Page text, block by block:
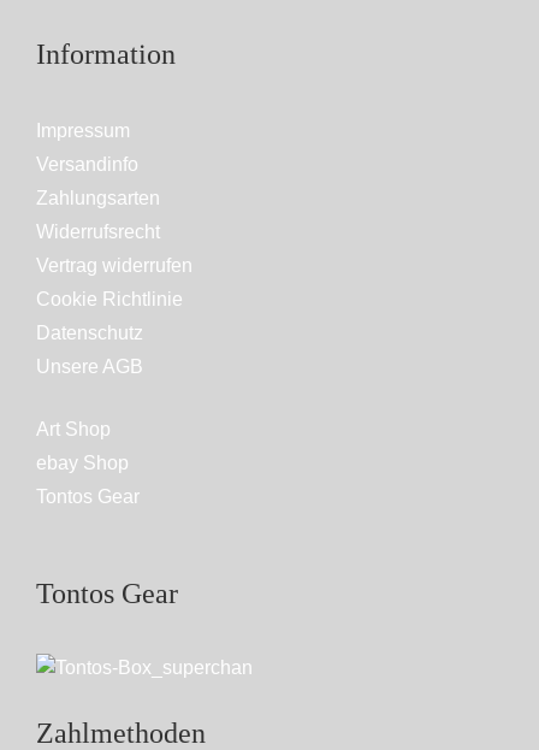
Information
Impressum
Versandinfo
Zahlungsarten
Widerrufsrecht
Vertrag widerrufen
Cookie Richtlinie
Datenschutz
Unsere AGB
Art Shop
ebay Shop
Tontos Gear
Tontos Gear
Zahlmethoden